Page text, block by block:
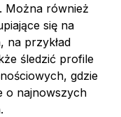
Można również
się na
na przykład
śledzić profile
gdzie
o najnowszych